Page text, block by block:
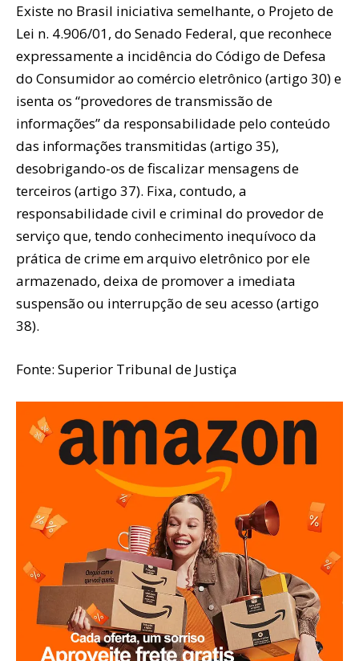
Existe no Brasil iniciativa semelhante, o Projeto de
Lei n. 4.906/01, do Senado Federal, que reconhece
expressamente a incidência do Código de Defesa
do Consumidor ao comércio eletrônico (artigo 30) e
isenta os “provedores de transmissão de
informações” da responsabilidade pelo conteúdo
das informações transmitidas (artigo 35),
desobrigando-os de fiscalizar mensagens de
terceiros (artigo 37). Fixa, contudo, a
responsabilidade civil e criminal do provedor de
serviço que, tendo conhecimento inequívoco da
prática de crime em arquivo eletrônico por ele
armazenado, deixa de promover a imediata
suspensão ou interrupção de seu acesso (artigo
38).
Fonte: Superior Tribunal de Justiça